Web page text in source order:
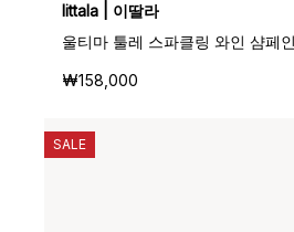
Iittala | 이딸라
₩158,000
SALE